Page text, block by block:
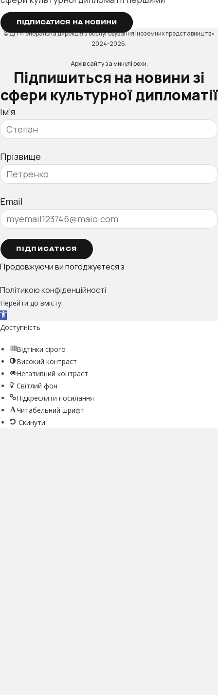
ПІДПИСАТИСЯ НА НОВИНИ
© ДП «Генеральна дирекція з обслуговування іноземних представництв»
2024-2026.
Архів сайту за минулі роки.
Підпишиться на новини зі
сфери культурної дипломатії
Ім’я
Прізвище
Email
ПІДПИСАТИСЯ
Продовжуючи ви погоджуєтеся з
Політикою конфіденційності
Перейти до вмісту
Відкрити Панель інструментів
Доступність
Відтінки сірого
Високий контраст
Негативний контраст
Світлий фон
Підкреслити посилання
Читабельний шрифт
Скинути